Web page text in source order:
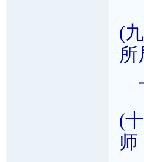
(
所
(
师